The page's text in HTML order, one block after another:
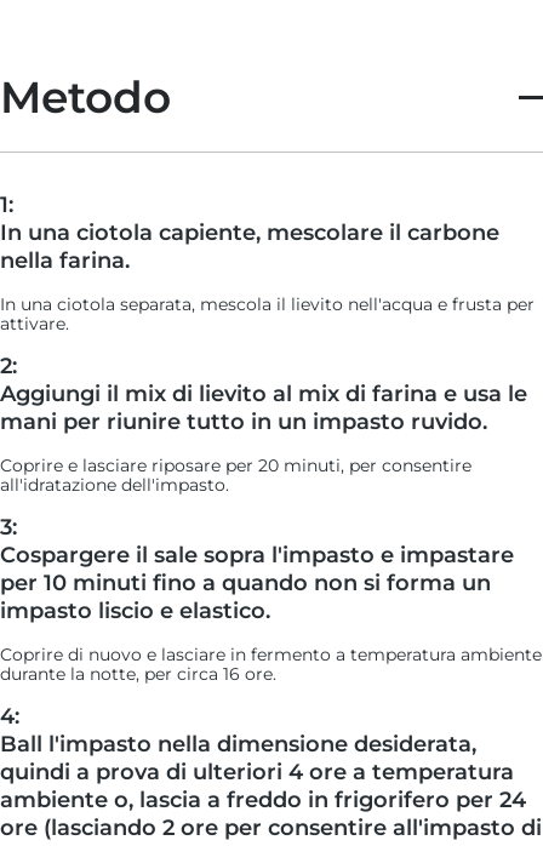
Metodo
1:
In una ciotola capiente, mescolare il carbone
nella farina.
In una ciotola separata, mescola il lievito nell'acqua e frusta per
attivare.
2:
Aggiungi il mix di lievito al mix di farina e usa le
mani per riunire tutto in un impasto ruvido.
Coprire e lasciare riposare per 20 minuti, per consentire
all'idratazione dell'impasto.
3:
Cospargere il sale sopra l'impasto e impastare
per 10 minuti fino a quando non si forma un
impasto liscio e elastico.
Coprire di nuovo e lasciare in fermento a temperatura ambiente
durante la notte, per circa 16 ore.
4:
Ball l'impasto nella dimensione desiderata,
quindi a prova di ulteriori 4 ore a temperatura
ambiente o, lascia a freddo in frigorifero per 24
ore (lasciando 2 ore per consentire all'impasto di